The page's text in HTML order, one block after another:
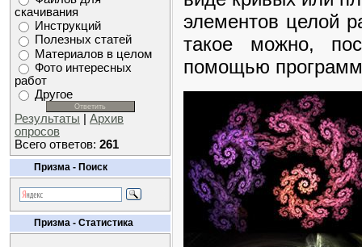
скачивания
Инструкций
Полезных статей
Материалов в целом
Фото интересных
работ
Другое
Результаты
Архив
опросов
Всего ответов: 261
Призма - Поиск
Призма - Статистика
элементов целой
такое можно,
помощью